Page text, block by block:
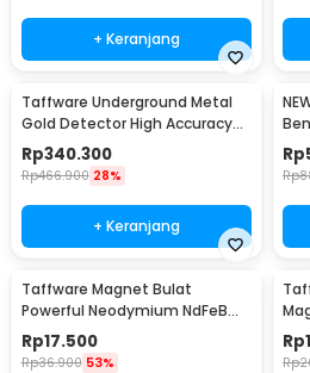
+ Keranjang
Taffware Underground Metal
Gold Detector High Accuracy
Waterproof - MD-4030
Rp340.300
Rp466.900 28%
+ Keranjang
Rp
Rp
Taffware Magnet Bulat
Powerful Neodymium NdFeB
N25 5x1.5mm 100 PCS
Rp17.500
Rp36.900 53%
10
Rp
Rp